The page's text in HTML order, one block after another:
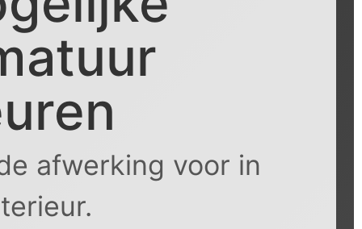
afwerking voor in